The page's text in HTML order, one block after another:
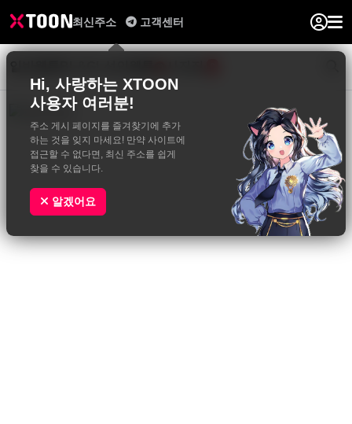
최신주소
Hi, 사랑하는 XTOON
사용자 여러분!
주소 게시 페이지를 즐겨찾기에 추가
하는 것을 잊지 마세요! 만약 사이트에
접근할 수 없다면, 최신 주소를 쉽게
찾을 수 있습니다.
알겠어요
고객센터